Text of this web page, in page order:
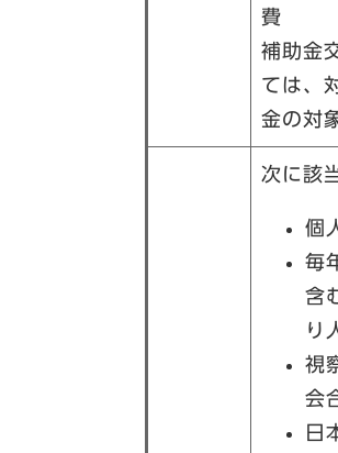
費
補助金
ては、
金の対
次に該
個
毎
含
り
視
会
日